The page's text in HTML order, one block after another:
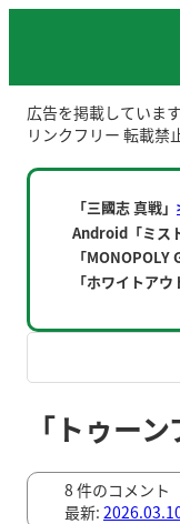
広告を掲載しています
リンクフリー 転載禁
「三國志 真戦」
Android「ミス
「MONOPOLY
「ホワイトアウ
「トゥー
8 件のコメント
最新: